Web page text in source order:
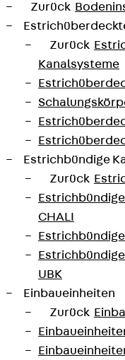
Zurück
Zurück
Kanalsysteme
Estrichbündige
Zurück
CHALI
UBK
Einbaueinheiten
Zurück